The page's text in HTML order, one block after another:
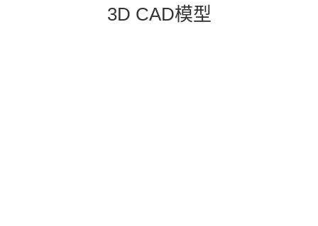
3D CAD模型